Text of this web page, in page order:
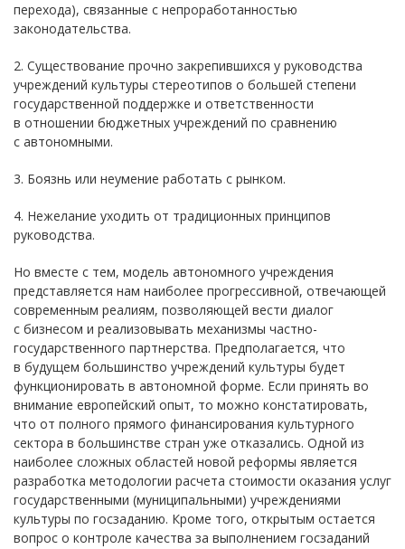
перехода), связанные с непроработанностью
законодательства.
2. Существование прочно закрепившихся у руководства
учреждений культуры стереотипов о большей степени
государственной поддержке и ответственности
в отношении бюджетных учреждений по сравнению
с автономными.
3. Боязнь или неумение работать с рынком.
4. Нежелание уходить от традиционных принципов
руководства.
Но вместе с тем, модель автономного учреждения
представляется нам наиболее прогрессивной, отвечающей
современным реалиям, позволяющей вести диалог
с бизнесом и реализовывать механизмы частно-
государственного партнерства. Предполагается, что
в будущем большинство учреждений культуры будет
функционировать в автономной форме. Если принять во
внимание европейский опыт, то можно констатировать,
что от полного прямого финансирования культурного
сектора в большинстве стран уже отказались. Одной из
наиболее сложных областей новой реформы является
разработка методологии расчета стоимости оказания услуг
государственными (муниципальными) учреждениями
культуры по госзаданию. Кроме того, открытым остается
вопрос о контроле качества за выполнением госзаданий